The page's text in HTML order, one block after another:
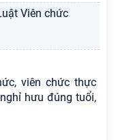
Viên chức
viên chức thực
hưu đúng tuổi,